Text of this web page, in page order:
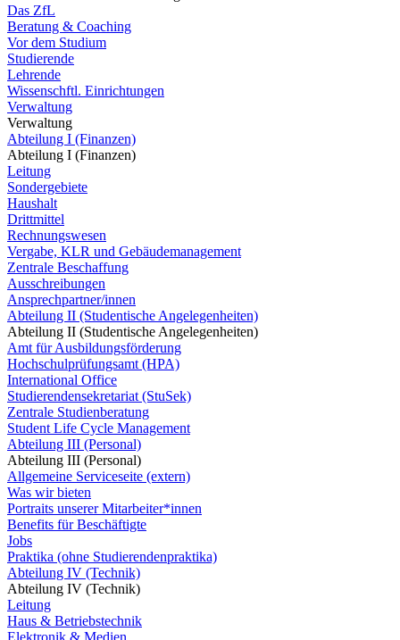
Das ZfL
Beratung & Coaching
Vor dem Studium
Studierende
Lehrende
Wissenschftl. Einrichtungen
Verwaltung
Verwaltung
Abteilung I (Finanzen)
Abteilung I (Finanzen)
Leitung
Sondergebiete
Haushalt
Drittmittel
Rechnungswesen
Vergabe, KLR und Gebäudemanagement
Zentrale Beschaffung
Ausschreibungen
Ansprechpartner/innen
Abteilung II (Studentische Angelegenheiten)
Abteilung II (Studentische Angelegenheiten)
Amt für Ausbildungsförderung
Hochschulprüfungsamt (HPA)
International Office
Studierendensekretariat (StuSek)
Zentrale Studienberatung
Student Life Cycle Management
Abteilung III (Personal)
Abteilung III (Personal)
Allgemeine Serviceseite (extern)
Was wir bieten
Portraits unserer Mitarbeiter*innen
Benefits für Beschäftigte
Jobs
Praktika (ohne Studierendenpraktika)
Abteilung IV (Technik)
Abteilung IV (Technik)
Leitung
Haus & Betriebstechnik
Elektronik & Medien